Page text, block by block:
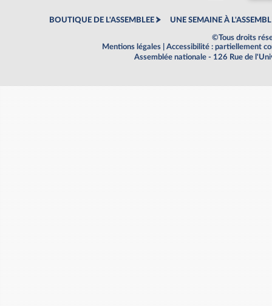
BOUTIQUE DE L'ASSEMBLEE UNE SEMAINE À
©Tous droits
Mentions légales
Accessibilité : partiellement
Assemblée nationale - 126 Rue de